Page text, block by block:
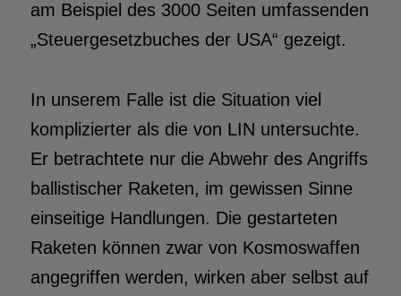
am Beispiel des 3000 Seiten umfassenden
„Steuergesetzbuches der USA“ gezeigt.
In unserem Falle ist die Situation viel
komplizierter als die von LIN untersuchte.
Er betrachtete nur die Abwehr des Angriffs
ballistischer Raketen, im gewissen Sinne
einseitige Handlungen. Die gestarteten
Raketen können zwar von Kosmoswaffen
angegriffen werden, wirken aber selbst auf